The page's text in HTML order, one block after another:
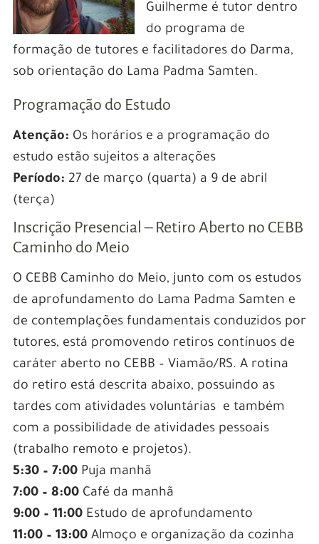
Guilherme é tutor dentro
do programa de
formação de tutores e facilitadores do Darma,
sob orientação do Lama Padma Samten.
Programação do Estudo
Atenção: Os horários e a programação do
estudo estão sujeitos a alterações
Período: 27 de março (quarta) a 9 de abril
(terça)
Inscrição Presencial – Retiro Aberto no CEBB
Caminho do Meio
O CEBB Caminho do Meio, junto com os estudos
de aprofundamento do Lama Padma Samten e
de contemplações fundamentais conduzidos por
tutores, está promovendo retiros contínuos de
caráter aberto no CEBB – Viamão/RS. A rotina
do retiro está descrita abaixo, possuindo as
tardes com atividades voluntárias e também
com a possibilidade de atividades pessoais
(trabalho remoto e projetos).
5:30 – 7:00Puja manhã
7:00 – 8:00Café da manhã
9:00 – 11:00Estudo de aprofundamento
11:00 – 13:00Almoço e organização da cozinha